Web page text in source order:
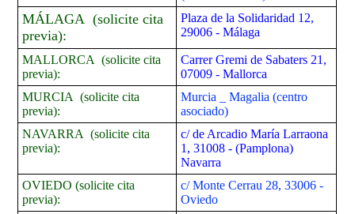
MÁLAGA (solicite cita
previa):
Plaza de la Solidaridad 12,
29006 - Málaga
MALLORCA (solicite cita
previa):
Carrer Gremi de Sabaters 21,
07009 - Mallorca
MURCIA (solicite cita
previa):
Murcia _ Magalia (centro
asociado)
NAVARRA (solicite cita
previa):
c/ de Arcadio María Larraona
1, 31008 - (Pamplona)
Navarra
OVIEDO (solicite cita
previa):
c/ Monte Cerrau 28, 33006 -
Oviedo